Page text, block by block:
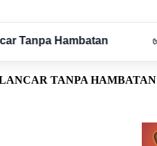
TANPA HAMBATAN